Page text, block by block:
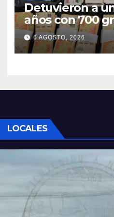
Detuvieron a
años con 700
cocaína
6 AGOSTO, 2026
LOCALES